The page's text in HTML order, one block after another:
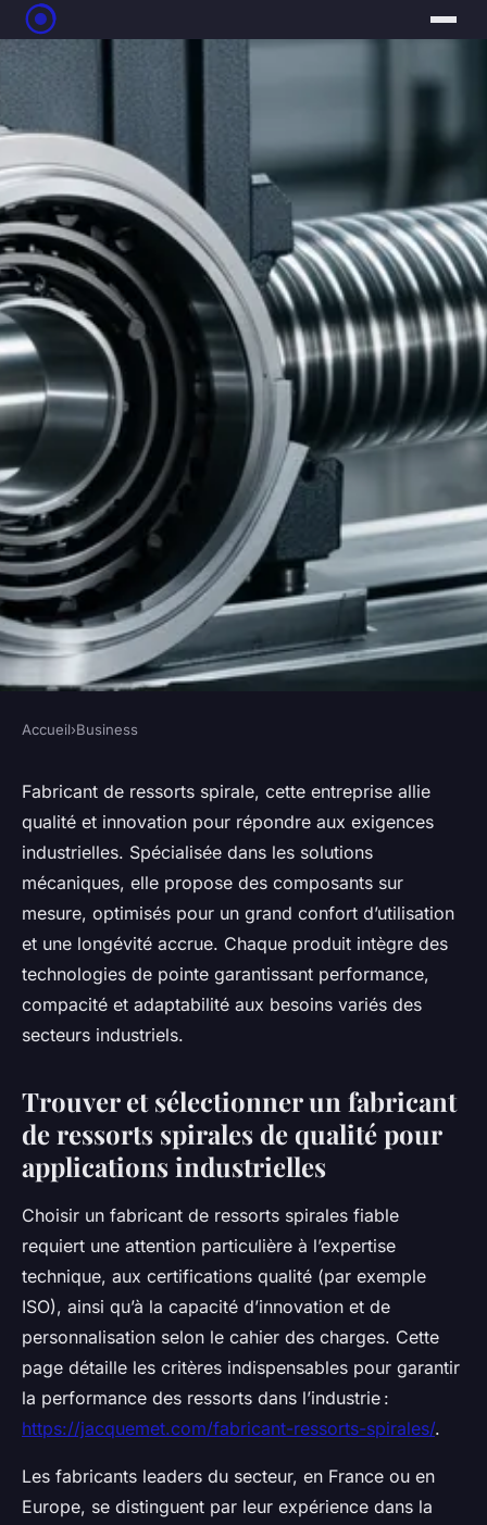
Fabricant ressort spirale :
qualité et innovation au
service industriel
Lilou•7 juin 2025•8 min de lecture
Accueil›Business
Fabricant de ressorts spirale, cette entreprise allie
qualité et innovation pour répondre aux exigences
industrielles. Spécialisée dans les solutions
mécaniques, elle propose des composants sur
mesure, optimisés pour un grand confort d’utilisation
et une longévité accrue. Chaque produit intègre des
technologies de pointe garantissant performance,
compacité et adaptabilité aux besoins variés des
secteurs industriels.
Trouver et sélectionner un fabricant
de ressorts spirales de qualité pour
applications industrielles
Choisir un fabricant de ressorts spirales fiable
requiert une attention particulière à l’expertise
technique, aux certifications qualité (par exemple
ISO), ainsi qu’à la capacité d’innovation et de
personnalisation selon le cahier des charges. Cette
page détaille les critères indispensables pour garantir
la performance des ressorts dans l’industrie :
https://jacquemet.com/fabricant-ressorts-spirales/.
Les fabricants leaders du secteur, en France ou en
Europe, se distinguent par leur expérience dans la